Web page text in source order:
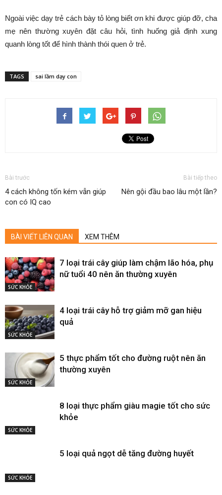
Ngoài việc dạy trẻ cách bày tỏ lòng biết ơn khi được giúp đỡ, cha
mẹ nên thường xuyên đặt câu hỏi, tình huống giả định xung
quanh lòng tốt để hình thành thói quen ở trẻ.
TAGS sai lầm dạy con
Bài trước
4 cách không tốn kém vẫn giúp
con có IQ cao
Bài tiếp theo
Nên gội đầu bao lâu một lần?
BÀI VIẾT LIÊN QUAN XEM THÊM
SỨC KHỎE
7 loại trái cây giúp làm chậm lão hóa, phụ
nữ tuổi 40 nên ăn thường xuyên
SỨC KHỎE
4 loại trái cây hỗ trợ giảm mỡ gan hiệu
quả
SỨC KHỎE
5 thực phẩm tốt cho đường ruột nên ăn
thường xuyên
SỨC KHỎE
8 loại thực phẩm giàu magie tốt cho sức
khỏe
SỨC KHỎE
5 loại quả ngọt dễ tăng đường huyết